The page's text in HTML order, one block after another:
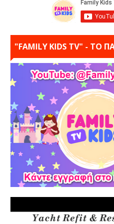
"FAMILY KIDS TV" - ΤΟ